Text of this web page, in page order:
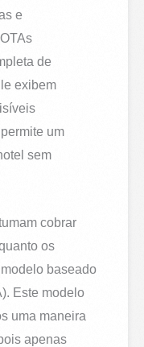
e
de
exibem
um
sem
cobrar
os
baseado
Este modelo
uma maneira
apenas